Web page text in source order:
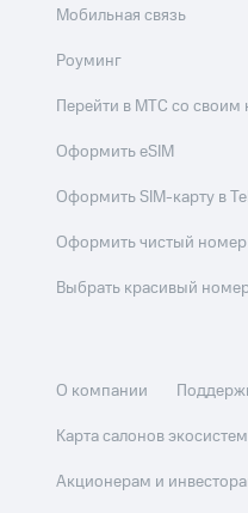
Мобильная связь
Роуминг
Перейти в МТС со
Оформить eSIM
Оформить SIM-карту в
Оформить чистый номер
Выбрать красивый
О компании
Карта салонов
Акционерам и